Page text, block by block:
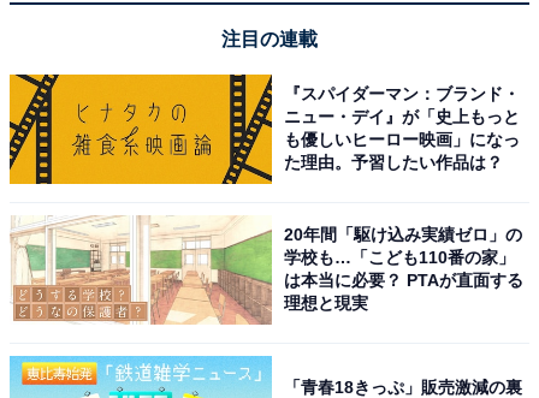
【北海道・東北地方】「冬にドライブで行きた
い場所」ランキング！ 2位 小樽運河、1位は？
注目の連載
『スパイダーマン：ブランド・
ニュー・デイ』が「史上もっと
も優しいヒーロー映画」になっ
た理由。予習したい作品は？
20年間「駆け込み実績ゼロ」の
学校も…「こども110番の家」
は本当に必要？ PTAが直面する
理想と現実
「青春18きっぷ」販売激減の裏